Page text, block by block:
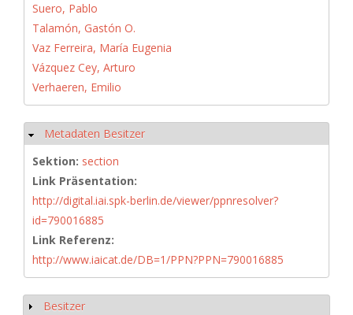
Suero, Pablo
Talamón, Gastón O.
Vaz Ferreira, María Eugenia
Vázquez Cey, Arturo
Verhaeren, Emilio
Hide
Metadaten Besitzer
Sektion: section
Link Präsentation:
http://digital.iai.spk-berlin.de/viewer/ppnresolver?
id=790016885
Link Referenz:
http://www.iaicat.de/DB=1/PPN?PPN=790016885
Show
Besitzer